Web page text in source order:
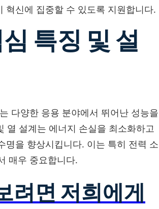
혁신에 집중할 수 있도록 지원합니다.
특징 및 설
다양한 응용 분야에서 뛰어난 성능을
열 설계는 에너지 손실을 최소화하고
명을 향상시킵니다. 이는 특히 전력 소
매우 중요합니다.
려면 저희에게